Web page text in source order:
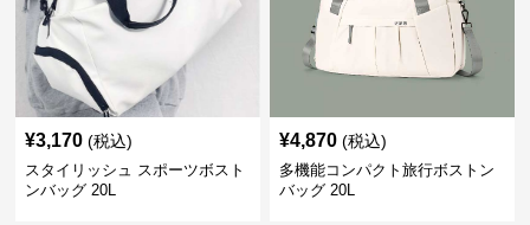
¥3,170 (税込)
スタイリッシュ スポーツボスト
ンバッグ 20L
¥4,870 (税込)
多機能コンパクト旅行ボストン
バッグ 20L